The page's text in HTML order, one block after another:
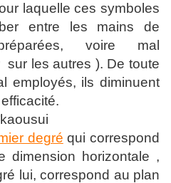
laquelle ces symboles
entre les mains de
voire mal
les autres ). De toute
employés, ils diminuent
degré qui correspond
dimension horizontale ,
lui, correspond au plan